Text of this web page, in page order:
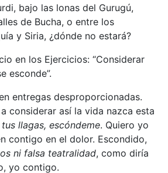
bajo las lonas del Gurugú,
de Bucha, o entre los
y Siria, ¿dónde no estará?
en los Ejercicios: “Considerar
esconde”.
entregas desproporcionadas.
considerar así la vida nazca esta
llagas, escóndeme. Quiero yo
contigo en el dolor. Escondido,
ni falsa teatralidad, como diría
yo contigo.